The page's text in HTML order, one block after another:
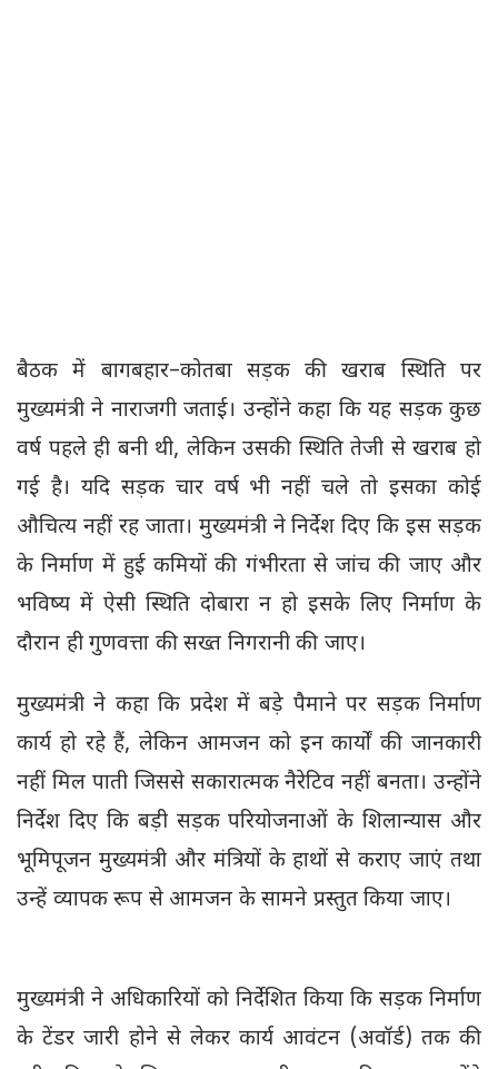
बैठक में बागबहार–कोतबा सड़क की खराब स्थिति पर
मुख्यमंत्री ने नाराजगी जताई। उन्होंने कहा कि यह सड़क कुछ
वर्ष पहले ही बनी थी, लेकिन उसकी स्थिति तेजी से खराब हो
गई है। यदि सड़क चार वर्ष भी नहीं चले तो इसका कोई
औचित्य नहीं रह जाता। मुख्यमंत्री ने निर्देश दिए कि इस सड़क
के निर्माण में हुई कमियों की गंभीरता से जांच की जाए और
भविष्य में ऐसी स्थिति दोबारा न हो इसके लिए निर्माण के
दौरान ही गुणवत्ता की सख्त निगरानी की जाए।
मुख्यमंत्री ने कहा कि प्रदेश में बड़े पैमाने पर सड़क निर्माण
कार्य हो रहे हैं, लेकिन आमजन को इन कार्यों की जानकारी
नहीं मिल पाती जिससे सकारात्मक नैरेटिव नहीं बनता। उन्होंने
निर्देश दिए कि बड़ी सड़क परियोजनाओं के शिलान्यास और
भूमिपूजन मुख्यमंत्री और मंत्रियों के हाथों से कराए जाएं तथा
उन्हें व्यापक रूप से आमजन के सामने प्रस्तुत किया जाए।
मुख्यमंत्री ने अधिकारियों को निर्देशित किया कि सड़क निर्माण
के टेंडर जारी होने से लेकर कार्य आवंटन (अवॉर्ड) तक की